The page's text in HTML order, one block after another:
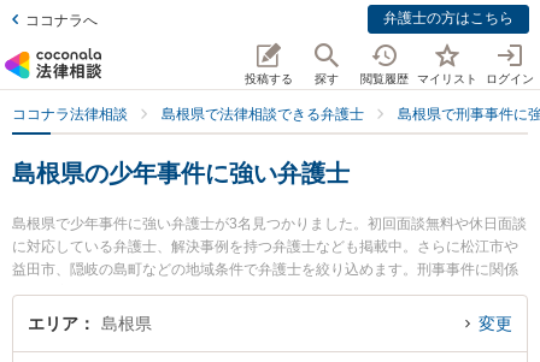
ココナラへ 弁護士の方はこちら
投稿する 探す 閲覧履歴 マイリスト ログイン
ココナラ法律相談 島根県で法律相談できる弁護士 島根県で刑事事件に
島根県の少年事件に強い弁護士
島根県で少年事件に強い弁護士が3名見つかりました。初回面談無料や休日面談
に対応している弁護士、解決事例を持つ弁護士なども掲載中。さらに松江市や
益田市、隠岐の島町などの地域条件で弁護士を絞り込めます。刑事事件に関係
する加害者側や少年事件、再犯・前科あり等の細かな分野での絞り込み検索も
でき便利です。特に長坂法律事務所の長坂 正弁護士や松村法律事務所の松村 健
エリア 島根県 変更